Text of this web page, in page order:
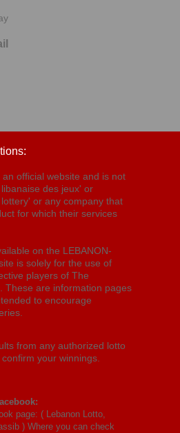
official website and is not
des jeux' or
or any company that
for which their services
on the LEBANON-
is solely for the use of
players of The
These are information pages
to encourage
from any authorized lotto
your winnings.
page: ( Lebanon Lotto,
) Where you can check